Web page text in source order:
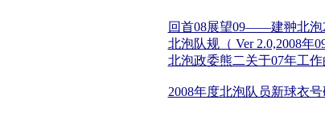
回首08展望09——建翀北泡
北泡队规（ Ver 2.0,2008年
北泡政委熊二关于07年工
2008年度北泡队员新球衣号